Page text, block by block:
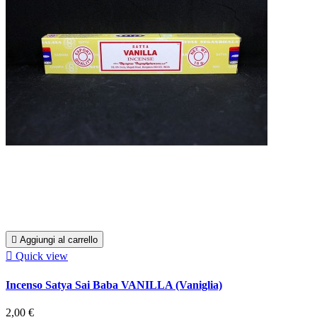
 Aggiungi al carrello
 Quick view
Incenso Satya Sai Baba VANILLA (Vaniglia)
2,00 €